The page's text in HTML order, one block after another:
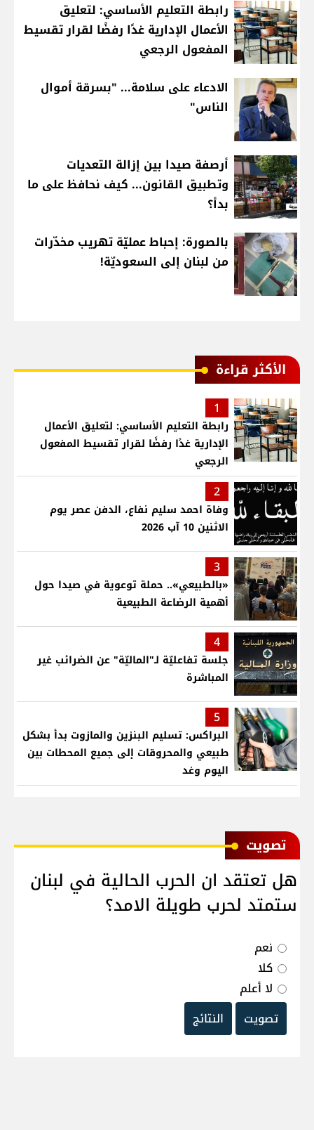
رابطة التعليم الأساسي: لتعليق
الأعمال الإدارية غدًا رفضًا لقرار تقسيط
المفعول الرجعي
الادعاء على سلامة... "بسرقة أموال
الناس"
أرصفة صيدا بين إزالة التعديات
وتطبيق القانون... كيف نحافظ على ما
بدأ؟
بالصورة: إحباط عمليّة تهريب مخدّرات
من لبنان إلى السعوديّة!
الأكثر قراءة
1
رابطة التعليم الأساسي: لتعليق الأعمال
الإدارية غدًا رفضًا لقرار تقسيط المفعول
الرجعي
2
وفاة احمد سليم نفاع، الدفن عصر يوم
الاثنين 10 آب 2026
3
«بالطبيعي».. حملة توعوية في صيدا حول
أهمية الرضاعة الطبيعية
4
جلسة تفاعليّة لـ"الماليّة" عن الضرائب غير
المباشرة
5
البراكس: تسليم البنزين والمازوت بدأ بشكل
طبيعي والمحروقات إلى جميع المحطات بين
اليوم وغد
ﺗﺼﻮﻳﺖ
هل تعتقد ان الحرب الحالية في لبنان
ستمتد لحرب طويلة الامد؟
نعم
كلا
لا أعلم
تصويت
النتائج